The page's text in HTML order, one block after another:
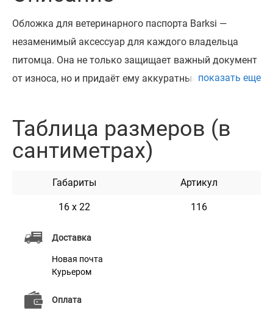
Доставка
Новая почта
Курьером
Оплата
Обложка для ветеринарного паспорта Barksi —
незаменимый аксессуар для каждого владельца
питомца. Она не только защищает важный документ
от износа, но и придаёт ему аккуратный, опрятный
На лицевой стороне выразительное тиснение с
изображением лапы и надписью «Ветеринарный
подчёркивает статусность изделия. Обложка
рассчитана под стандартный формат ветпаспорта,
постоянного использования. Отличный выбор для
тех, кто ценит качество и практичность.
показать еще
Таблица размеров (в
сантиметрах)
Габариты Артикул
16 х 22 116